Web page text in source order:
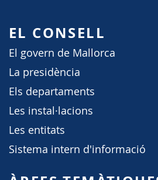
EL CONSELL
El govern de Mallorca
La presidència
Els departaments
Les instal·lacions
Les entitats
Sistema intern d'informació